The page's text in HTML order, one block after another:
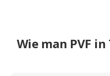
Wie man PVF